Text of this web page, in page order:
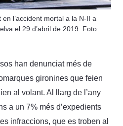
l’accident mortal a la N-II a
el 29 d’abril de 2019. Foto:
han denunciat més de
gironines que feien
al volant. Al llarg de l’any
a un 7% més d’expedients
infraccions, que es troben al